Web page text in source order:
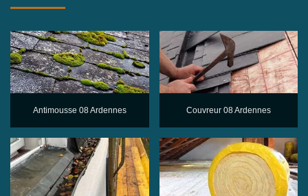
Antimousse 08 Ardennes Couvreur 08 Ardennes